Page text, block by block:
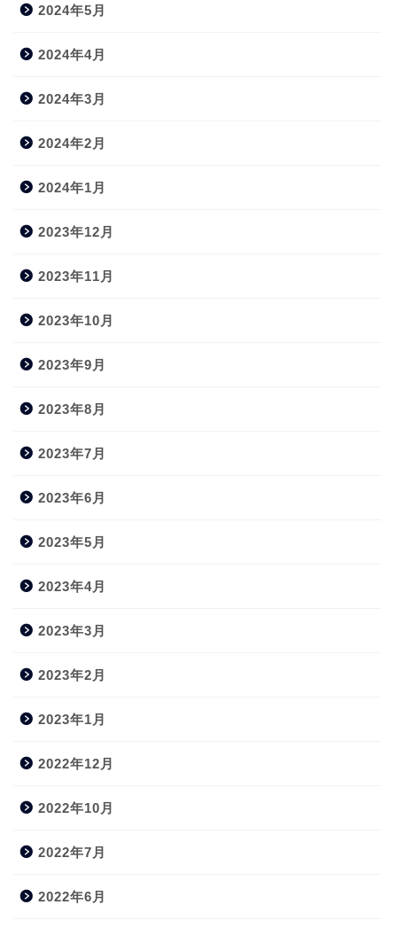
2024年5月
2024年4月
2024年3月
2024年2月
2024年1月
2023年12月
2023年11月
2023年10月
2023年9月
2023年8月
2023年7月
2023年6月
2023年5月
2023年4月
2023年3月
2023年2月
2023年1月
2022年12月
2022年10月
2022年7月
2022年6月